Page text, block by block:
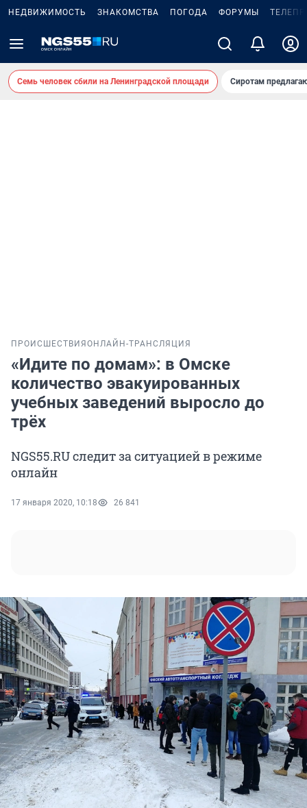
НЕДВИЖИМОСТЬ ЗНАКОМСТВА ПОГОДА ФОРУМЫ
Семь человек сбили на Ленинградской площади Сиротам
ПРОИСШЕСТВИЯ ОНЛАЙН-ТРАНСЛЯЦИЯ
«Идите по домам»: в Омске
количество эвакуированных
учебных заведений выросло до
трёх
NGS55.RU следит за ситуацией в режиме
онлайн
17 января 2020, 10:18 26 841